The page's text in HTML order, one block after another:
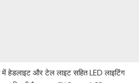
हेडलाइट और टेल लाइट सहित LED लाइटिंग